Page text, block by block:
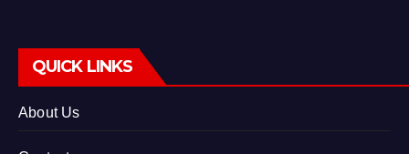
QUICK LINKS
About Us